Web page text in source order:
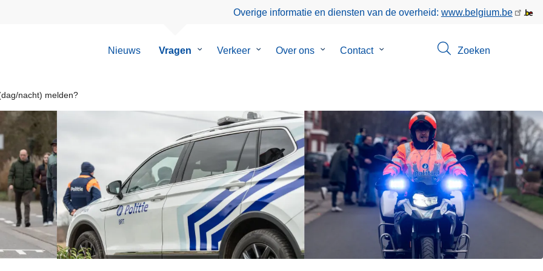
Overige informatie en diensten van de overheid: www.belgium.be
Nieuws Vragen
Submenu
Verkeer
SubmenuOver ons
Submenu
Contact
Submenu
Zoeken
nacht) melden?